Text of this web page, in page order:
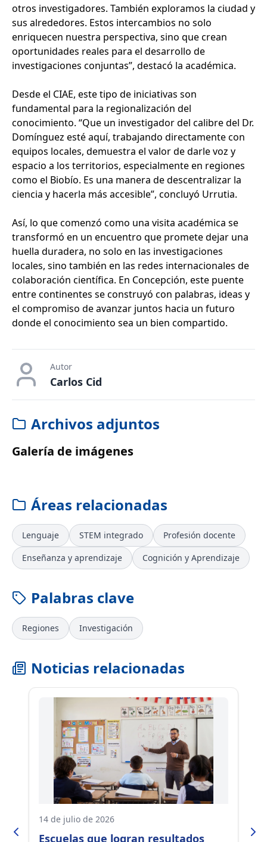
otros investigadores. También exploramos la ciudad y
sus alrededores. Estos intercambios no solo
enriquecen nuestra perspectiva, sino que crean
oportunidades reales para el desarrollo de
investigaciones conjuntas”, destacó la académica.
Desde el CIAE, este tipo de iniciativas son
fundamental para la regionalización del
conocimiento. “Que un investigador del calibre del Dr.
Domínguez esté aquí, trabajando directamente con
equipos locales, demuestra el valor de darle voz y
espacio a los territorios, especialmente en regiones
como el Biobío. Es una manera de descentralizar la
ciencia y hacerla más accesible”, concluyó Urrutia.
Así, lo que comenzó como una visita académica se
transformó en un encuentro que promete dejar una
huella duradera, no solo en las investigaciones
locales, sino también en las redes internacionales de
colaboración científica. En Concepción, este puente
entre continentes se construyó con palabras, ideas y
el compromiso de avanzar juntos hacia un futuro
donde el conocimiento sea un bien compartido.
Autor
Carlos Cid
Archivos adjuntos
Galería de imágenes
Áreas relacionadas
Lenguaje STEM integrado
Profesión docente
Enseñanza y aprendizaje
Cognición y Aprendizaje
Palabras clave
Regiones Investigación
Noticias relacionadas
14 de julio de 2026
Escuelas que logran resultados